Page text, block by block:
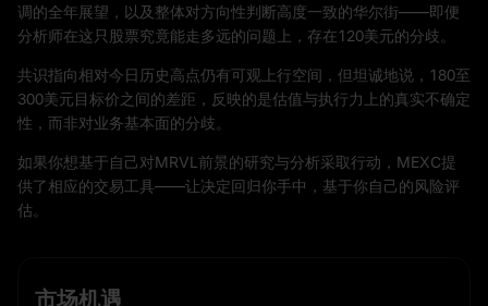
调的全年展望，以及整体对方向性判断高度一致的华尔街——即便
分析师在这只股票究竟能走多远的问题上，存在120美元的分歧。
共识指向相对今日历史高点仍有可观上行空间，但坦诚地说，180至
300美元目标价之间的差距，反映的是估值与执行力上的真实不确定
性，而非对业务基本面的分歧。
如果你想基于自己对MRVL前景的研究与分析采取行动，MEXC提
供了相应的交易工具——让决定回归你手中，基于你自己的风险评
估。
市场机遇